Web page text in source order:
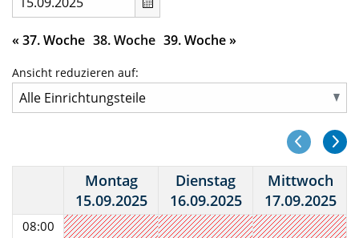
« 37. Woche 38. Woche 39. Woche»
Ansicht reduzieren auf:
08:00
Montag
15.09.2025
Dienstag
16.09.2025
Mittwoch
17.09.2025